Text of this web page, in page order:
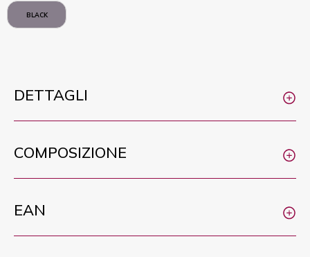
BLACK
DETTAGLI
COMPOSIZIONE
EAN